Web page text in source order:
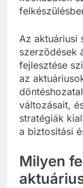
Az aktuáriusi
szerződések
fejlesztése
az
változásait,
stratégiák
a biztosítási
Milyen